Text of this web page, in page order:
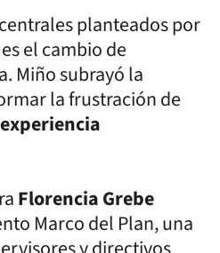
planteados por
el cambio de
Miño subrayó la
la frustración de
experiencia
Florencia Grebe
Marco del Plan, una